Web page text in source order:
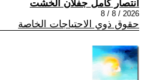
انتصار كامل جفلان الخشت
2026 / 8 / 8
حقوق ذوي الاحتياجات الخاصة